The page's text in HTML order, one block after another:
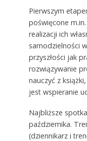
Pierwszym
poświęcone
realizacji ich
samodzielności
przyszłości jak
rozwiązywanie
nauczyć z
jest wspieranie
Najbliższe
października.
(dziennikarz i